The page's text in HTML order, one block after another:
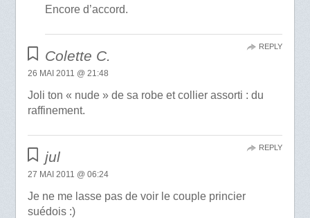
Encore d’accord.
Colette C.
26 MAI 2011 @ 21:48
Joli ton « nude » de sa robe et collier assorti : du
raffinement.
REPLY
jul
27 MAI 2011 @ 06:24
Je ne me lasse pas de voir le couple princier
suédois :)
REPLY